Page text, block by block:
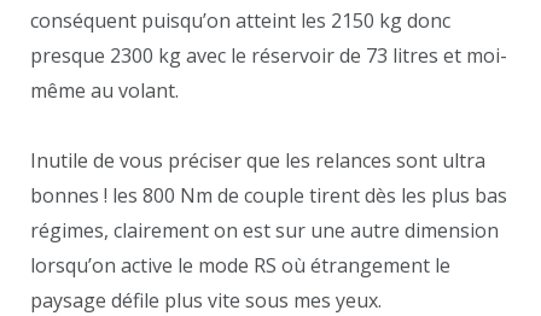
conséquent puisqu’on atteint les 2150 kg donc
presque 2300 kg avec le réservoir de 73 litres et moi-
même au volant.
Inutile de vous préciser que les relances sont ultra
bonnes ! les 800 Nm de couple tirent dès les plus bas
régimes, clairement on est sur une autre dimension
lorsqu’on active le mode RS où étrangement le
paysage défile plus vite sous mes yeux.